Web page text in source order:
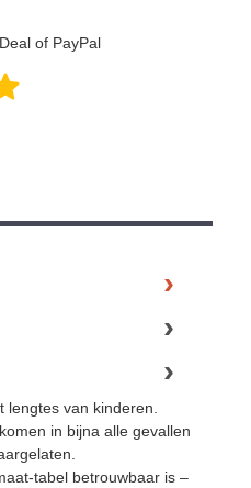
of PayPal
van kinderen.
in bijna alle gevallen
tabel betrouwbaar is –